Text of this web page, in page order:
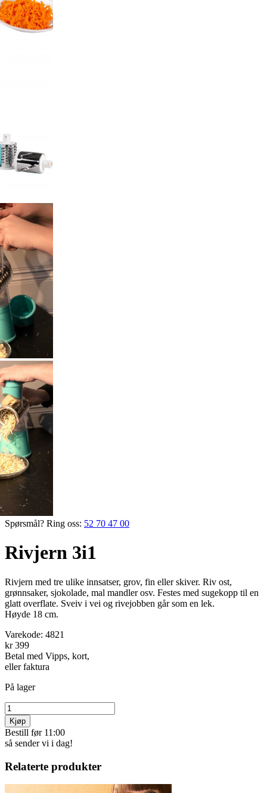
Spørsmål? Ring oss: 52 70 47 00
Rivjern 3i1
Rivjern med tre ulike innsatser, grov, fin eller skiver. Riv ost,
grønnsaker, sjokolade, mal mandler osv. Festes med sugekopp til en
glatt overflate. Sveiv i vei og rivejobben går som en lek.
Høyde 18 cm.
Varekode: 4821
kr 399
Betal med Vipps, kort,
eller faktura
På lager
Kjøp
Bestill før 11:00
så sender vi i dag!
Relaterte produkter